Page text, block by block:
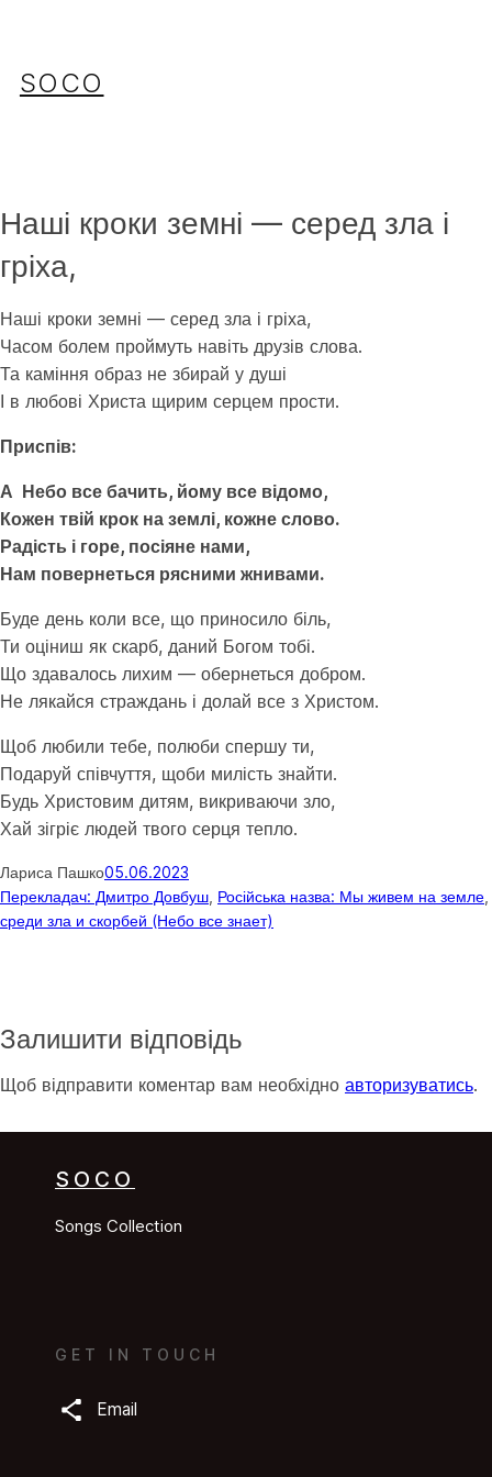
SOCO
Наші кроки земні — серед зла і
гріха,
Наші кроки земні — серед зла і гріха,
Часом болем проймуть навіть друзів слова.
Та каміння образ не збирай у душі
І в любові Христа щирим серцем прости.
Приспів:
А Небо все бачить, йому все відомо,
Кожен твій крок на землі, кожне слово.
Радість і горе, посіяне нами,
Нам повернеться рясними жнивами.
Буде день коли все, що приносило біль,
Ти оціниш як скарб, даний Богом тобі.
Що здавалось лихим — обернеться добром.
Не лякайся страждань і долай все з Христом.
Щоб любили тебе, полюби спершу ти,
Подаруй співчуття, щоби милість знайти.
Будь Христовим дитям, викриваючи зло,
Хай зігріє людей твого серця тепло.
Лариса Пашко05.06.2023
Перекладач: Дмитро Довбуш Російська назва: Мы живем на земле
среди зла и скорбей (Небо все знает)
Залишити відповідь
Щоб відправити коментар вам необхідно авторизуватись.
SOCO
Songs Collection
GET IN TOUCH
Email